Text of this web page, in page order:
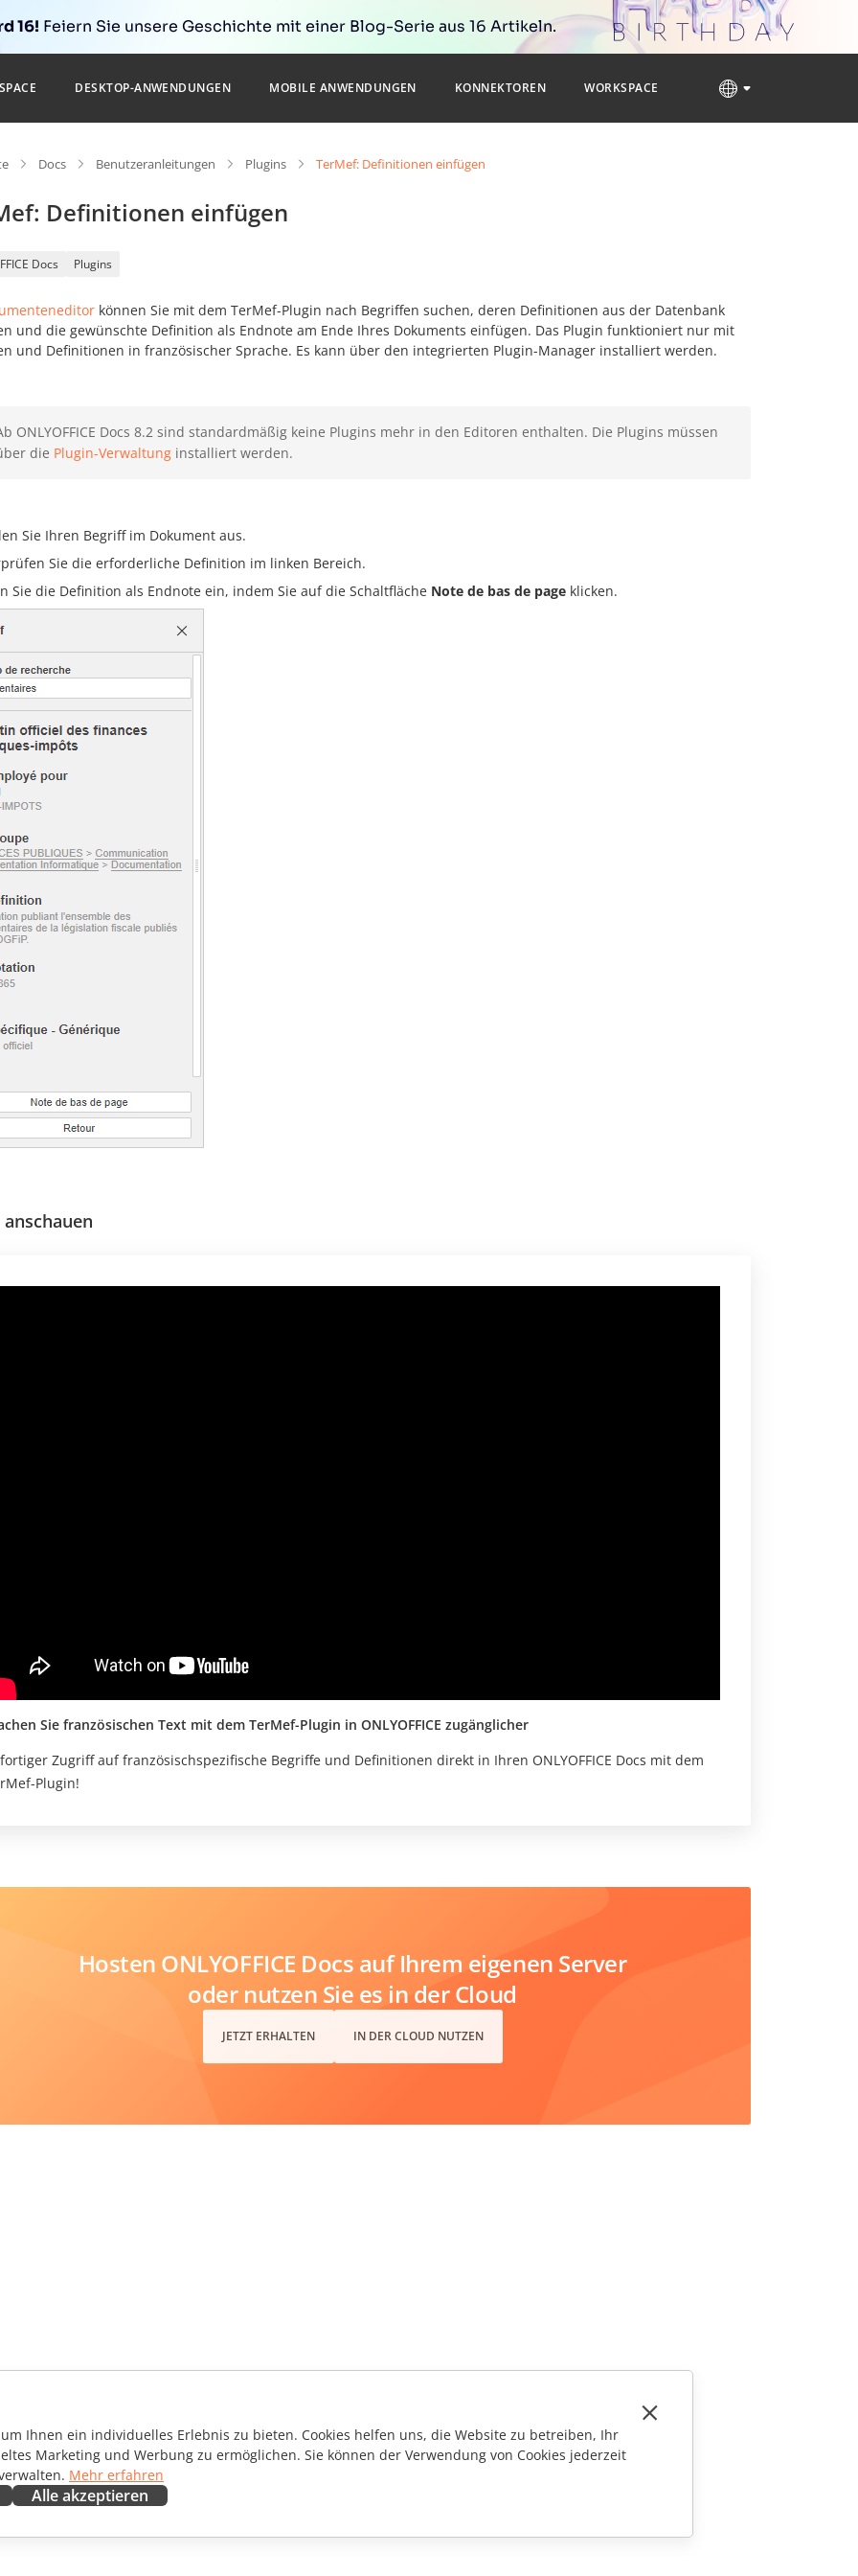
16! Feiern Sie unsere Geschichte mit einer Blog-Serie aus 16 Artikeln.
DESKTOP-ANWENDUNGEN MOBILE ANWENDUNGEN KONNEKTOREN WORKSPACE
Docs Benutzeranleitungen Plugins TerMef: Definitionen einfügen
Definitionen einfügen
Docs Plugins
können Sie mit dem TerMef-Plugin nach Begriffen suchen, deren Definitionen aus der Datenbank
und die gewünschte Definition als Endnote am Ende Ihres Dokuments einfügen. Das Plugin funktioniert nur mit
und Definitionen in französischer Sprache. Es kann über den integrierten Plugin-Manager installiert werden.
ONLYOFFICE Docs 8.2 sind standardmäßig keine Plugins mehr in den Editoren enthalten. Die Plugins müssen
die Plugin-Verwaltung installiert werden.
Sie Ihren Begriff im Dokument aus.
Sie die erforderliche Definition im linken Bereich.
Sie die Definition als Endnote ein, indem Sie auf die Schaltfläche Note de bas de page klicken.
Sie französischen Text mit dem TerMef-Plugin in ONLYOFFICE zugänglicher
Zugriff auf französischspezifische Begriffe und Definitionen direkt in Ihren ONLYOFFICE Docs mit dem
Plugin!
Hosten ONLYOFFICE Docs auf Ihrem eigenen Server
oder nutzen Sie es in der Cloud
JETZT ERHALTEN IN DER CLOUD NUTZEN
Ihnen ein individuelles Erlebnis zu bieten. Cookies helfen uns, die Website zu betreiben, Ihr
Marketing und Werbung zu ermöglichen. Sie können der Verwendung von Cookies jederzeit
Mehr erfahren
Alle akzeptieren